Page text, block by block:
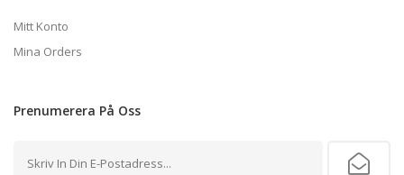
Mitt Konto
Mina Orders
Prenumerera På Oss